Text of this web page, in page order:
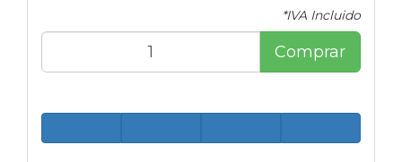
*IVA Incluido
Comprar